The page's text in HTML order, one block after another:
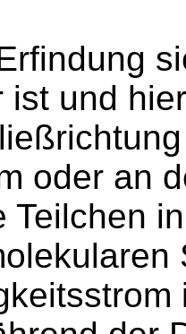
ist und
oder an
Teilchen